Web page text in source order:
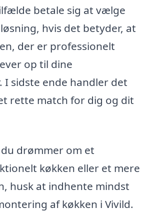
betale sig at vælge
hvis det betyder, at
der er professionelt
op til dine
sidste ende handler det
rette match for dig og dit
drømmer om et
køkken eller et mere
husk at indhente mindst
af køkken i Vivild.